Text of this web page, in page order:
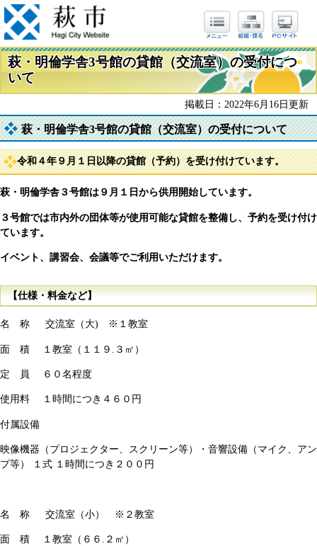
萩・明倫学舎3号館の貸館（交流室）の受付につ
いて
掲載日：2022年6月16日更新
萩・明倫学舎3号館の貸館（交流室）の受付について
令和４年９月１日以降の貸館（予約）を受け付けています。
​萩・明倫学舎３号館は９月１日から供用開始しています。
３号館では市内外の団体等が使用可能な貸館を整備し、予約を受け付け
ています。
イベント、講習会、会議等でご利用いただけます。
【仕様・料金など】
名 称 交流室（大) ※１教室
面 積 １教室（１１９.３㎡）
定 員 ６０名程度
使用料 １時間につき４６０円
付属設備
映像機器（プロジェクター、スクリーン等）・音響設備（マイク、アン
プ等） １式 １時間につき２００円
名 称 交流室（小） ※２教室
面 積 １教室（６６.２㎡）